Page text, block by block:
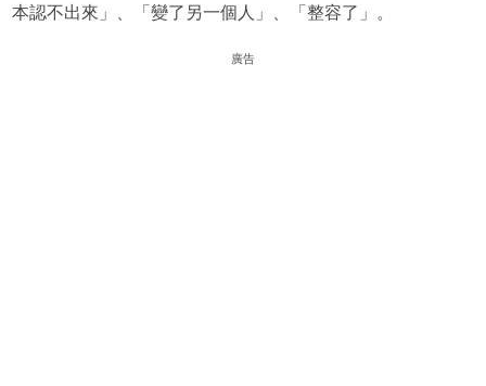
本認不出來」、「變了另一個人」、「整容了」。
廣告